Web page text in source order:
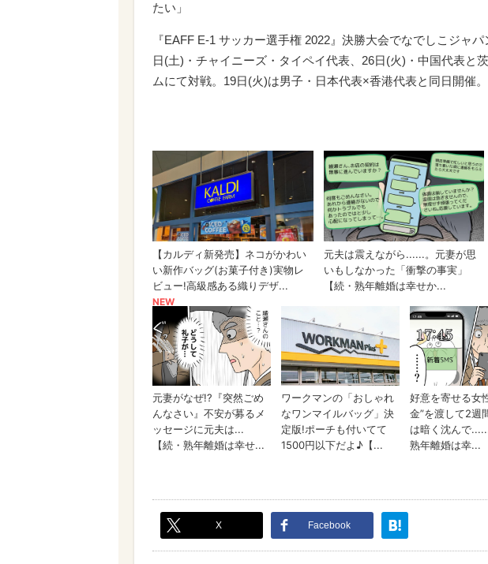
たい」
『EAFF E-1 サッカー選手権 2022』決勝大会でなでしこジャ
日(土)・チャイニーズ・タイペイ代表、26日(火)・中国代表と
ムにて対戦。19日(火)は男子・日本代表×香港代表と同日開催。
X Facebook